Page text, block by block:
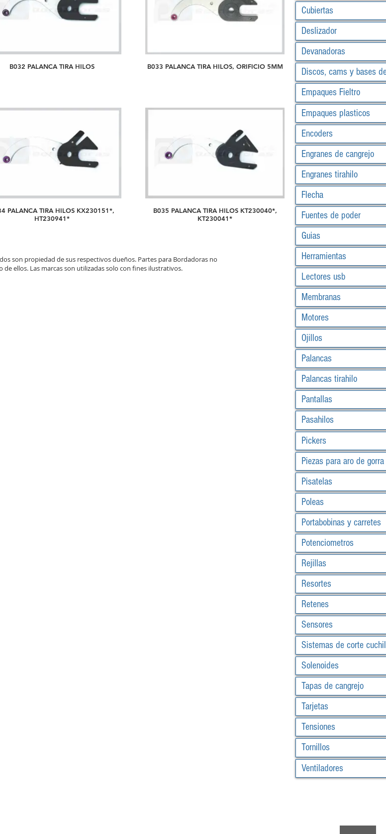
B032 PALANCA TIRA HILOS B033 PALANCA TIRA HILOS, ORIFICIO 5MM
PALANCA TIRA HILOS KX230151*,
HT230941*
B035 PALANCA TIRA HILOS KT230040*,
KT230041*
son propiedad de sus respectivos dueños. Partes para Bordadoras no
ellos. Las marcas son utilizadas solo con fines ilustrativos.
Cubiertas
Deslizador
Devanadoras
Discos, cams y bases
Empaques Fieltro
Empaques plasticos
Encoders
Engranes de cangrejo
Engranes tirahilo
Flecha
Fuentes de poder
Guias
Herramientas
Lectores usb
Membranas
Motores
Ojillos
Palancas
Palancas tirahilo
Pantallas
Pasahilos
Pickers
Piezas para aro de gorra
Pisatelas
Poleas
Portabobinas y carretes
Potenciometros
Rejillas
Resortes
Retenes
Sensores
Sistemas de corte
Solenoides
Tapas de cangrejo
Tarjetas
Tensiones
Tornillos
Ventiladores